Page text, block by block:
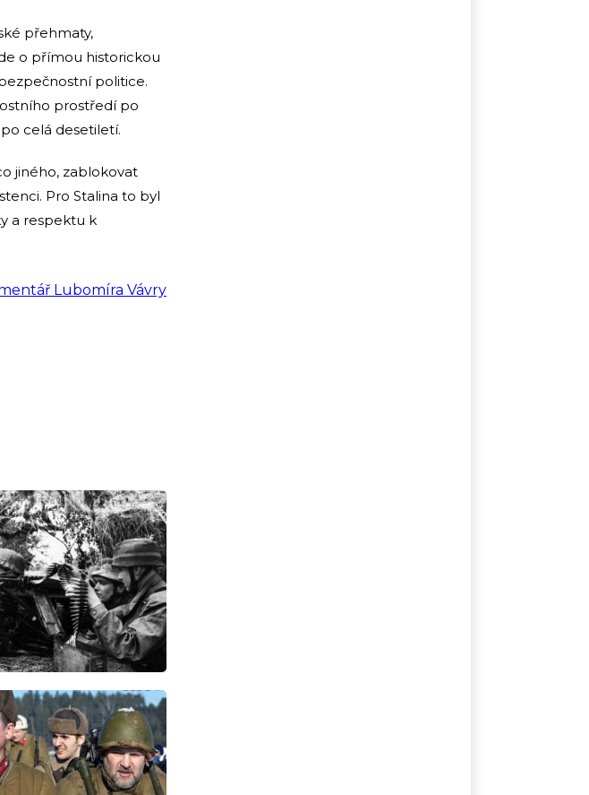
přehmaty,
o přímou historickou
politice.
prostředí po
celá desetiletí.
jiného, zablokovat
Pro Stalina to byl
a respektu k
Lubomíra Vávry